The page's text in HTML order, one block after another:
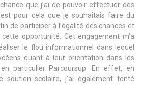
que j’ai de pouvoir effectuer des
pour cela que je souhaitais faire du
de participer à l’égalité des chances et
opportunité. Cet engagement m’a
le flou informationnel dans lequel
quant à leur orientation dans les
particulier Parcoursup. En effet, en
soutien scolaire, j’ai également tenté